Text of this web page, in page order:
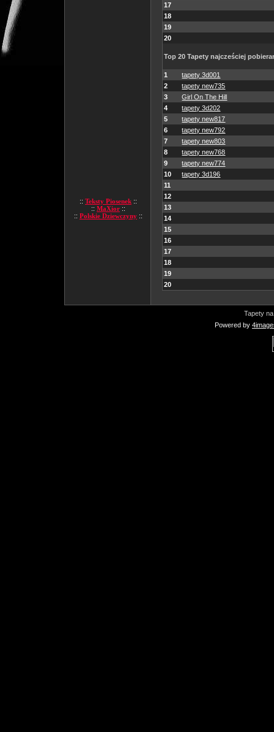
:: Teksty Piosenek ::
:: MaXior ::
:: Polskie Dziewczyny ::
17
18
19
20
Top 20 Tapety najcześciej
1
tapety 3d001
2
tapety new735
3
Girl On The Hill
4
tapety 3d202
5
tapety new817
6
tapety new792
7
tapety new803
8
tapety new768
9
tapety new774
10
tapety 3d196
11
12
13
14
15
16
17
18
19
20
Tapety
Powered by